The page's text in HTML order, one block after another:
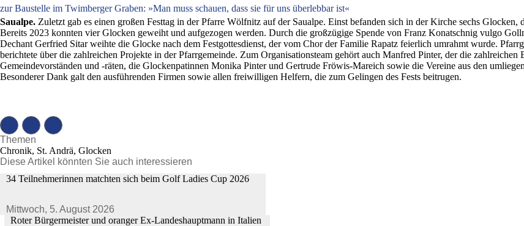
zur Baustelle im Twimberger Graben: »Man muss schauen, dass sie für uns überlebbar ist«
Saualpe. Zuletzt gab es einen großen Festtag in der Pfarre Wölfnitz auf der Saualpe. Einst befanden sich in der Kirche sechs
Bereits 2023 konnten vier Glocken geweiht und aufgezogen werden. Durch die großzügige Spende von Franz Konatschnig vulgo
Dechant Gerfried Sitar weihte die Glocke nach dem Festgottesdienst, der vom Chor der Familie Rapatz feierlich umrahmt wurde.
berichtete über die zahlreichen Projekte in der Pfarrgemeinde. Zum Organisationsteam gehört auch Manfred Pinter, der die
Gemeindevorständen und -räten, die Glockenpatinnen Monika Pinter und Gertrude Fröwis-Mareich sowie die Vereine aus den
Besonderer Dank galt den ausführenden Firmen sowie allen freiwilligen Helfern, die zum Gelingen des Fests beitrugen.
Themen
Chronik, St. Andrä, Glocken
Diese Artikel könnten Sie auch interessieren
34 Teilnehmerinnen matchten sich beim Golf Ladies Cup 2026
Mittwoch, 5. August 2026
Roter Bürgermeister und oranger Ex-Landeshauptmann in Italien